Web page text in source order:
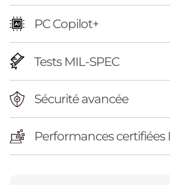
PC Copilot+
Tests MIL-SPEC
Sécurité avancée
Performances certifiées